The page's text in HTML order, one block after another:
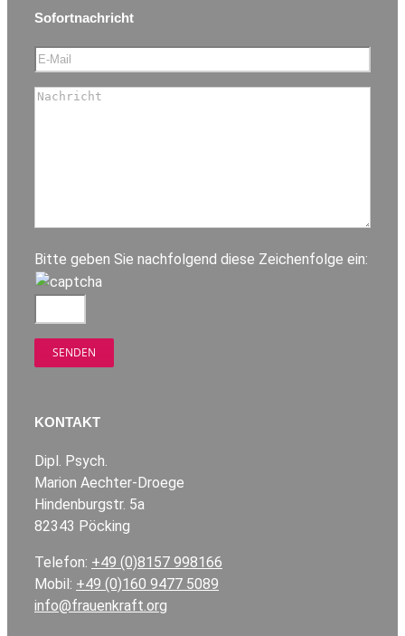
Sofortnachricht
Bitte geben Sie nachfolgend diese Zeichenfolge ein:
KONTAKT
Dipl. Psych.
Marion Aechter-Droege
Hindenburgstr. 5a
82343 Pöcking
Telefon: +49 (0)8157 998166
Mobil: +49 (0)160 9477 5089
info@frauenkraft.org